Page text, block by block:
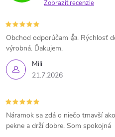
Zobraziť recenzie
Mili
21.7.2026
Obchod odporúčam 👍. Rýchlosť
výrobná. Ďakujem.
Náramok sa zdá o niečo tmavší
pekne a drží dobre. Som spokojná